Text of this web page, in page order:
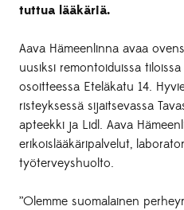
tuttua lääkäriä.
Aava Hämeenlinna avaa
uusiksi remontoiduissa
osoitteessa Eteläkatu 14.
risteyksessä sijaitsevassa
apteekki ja Lidl. Aava
erikoislääkäripalvelut,
työterveyshuolto.
”Olemme suomalainen